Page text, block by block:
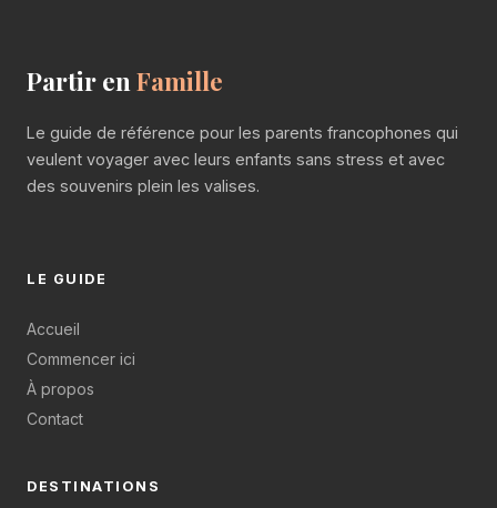
Partir enFamille
Le guide de référence pour les parents francophones qui
veulent voyager avec leurs enfants sans stress et avec
des souvenirs plein les valises.
LE GUIDE
Accueil
Commencer ici
À propos
Contact
DESTINATIONS